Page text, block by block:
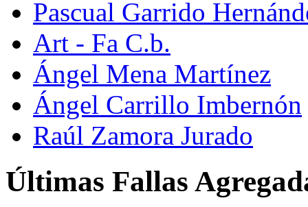
Pascual Garrido
Art - Fa C.b.
Ángel Mena Martínez
Ángel Carrillo Imbernón
Raúl Zamora Jurado
Últimas Fallas